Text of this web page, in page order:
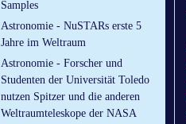
Samples
Astronomie - NuSTARs erste 5
Jahre im Weltraum
Astronomie - Forscher und
Studenten der Universität Toledo
nutzen Spitzer und die anderen
Weltraumteleskope der NASA